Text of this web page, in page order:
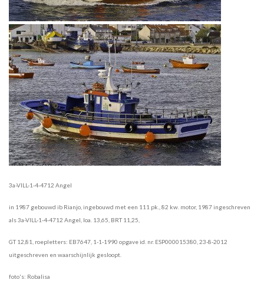
3a-VILL-1-4-4712 Angel
in 1987 gebouwd ib Rianjo, ingebouwd met een 111 pk., 82 kw. motor, 1987 ingeschreven
als 3a-VILL-1-4-4712 Angel, loa. 13,65, BRT 11,25,
GT 12,81, roepletters: EB7647, 1-1-1990 opgave id. nr. ESP000015380, 23-8-2012
uitgeschreven en waarschijnlijk gesloopt.
foto's: Robalisa